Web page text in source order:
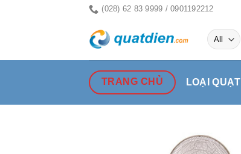
(028) 62 83 9999 / 0901192212
TRANG CHỦ LOẠI QUẠT